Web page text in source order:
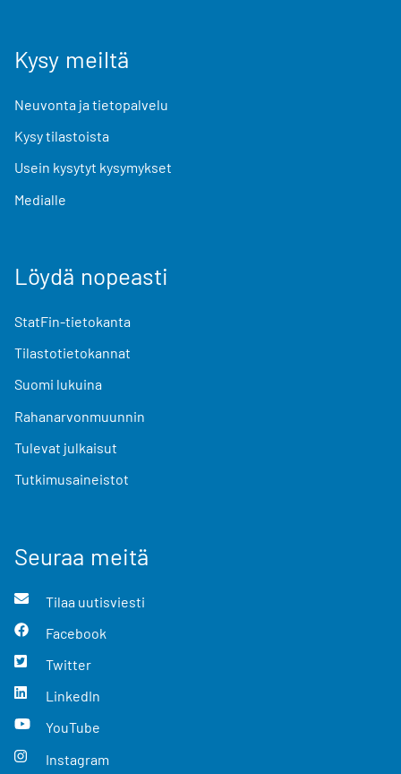
Kysy meiltä
Neuvonta ja tietopalvelu
Kysy tilastoista
Usein kysytyt kysymykset
Medialle
Löydä nopeasti
StatFin-tietokanta
Tilastotietokannat
Suomi lukuina
Rahanarvonmuunnin
Tulevat julkaisut
Tutkimusaineistot
Seuraa meitä
Tilaa uutisviesti
Facebook
Twitter
LinkedIn
YouTube
Instagram